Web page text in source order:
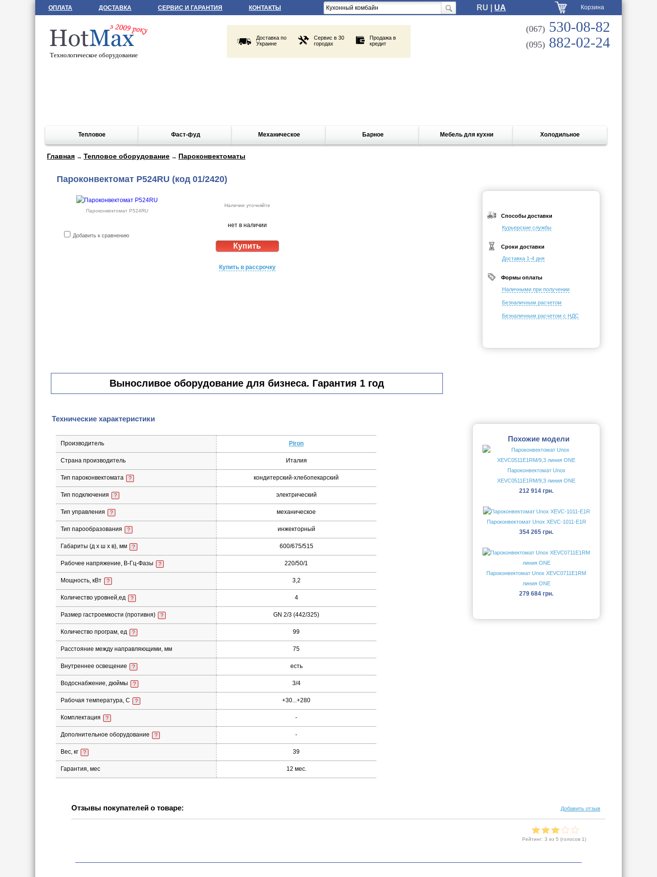
ОПЛАТА ДОСТАВКА СЕРВИС И ГАРАНТИЯ КОНТАКТЫ RU | UA Корзина
Технологическое оборудование
Доставка по
Украине
Сервис в 30
городах
Продажа в
кредит
(067) 530-08-82
(095) 882-02-24
Тепловое Фаст-фуд Механическое Барное Мебель для кухни Холодильное
Главная → Тепловое оборудование → Пароконвектоматы
Пароконвектомат P524RU (код 01/2420)
Пароконвектомат P524RU
Добавить к сравнению
Наличие уточняйте
нет в наличии
Купить в рассрочку
Способы доставки
Курьерские службы
Сроки доставки
Доставка 1-4 дня
Формы оплаты
Наличными при получении
Безналичным расчетом
Безналичным расчетом с НДС
Выносливое оборудование для бизнеса. Гарантия 1 год
Технические характеристики
Производитель Piron
Страна производитель Италия
Тип пароконвектомата ? кондитерский-хлебопекарский
Тип подключения ? электрический
Тип управления ? механическое
Тип парообразования ? инжекторный
Габариты (д х ш x в), мм ? 600/675/515
Рабочее напряжение, В-Гц-Фазы ? 220/50/1
Мощность, кВт ? 3,2
Количество уровней,ед ? 4
Размер гастроемкости (противня) ? GN 2/3 (442/325)
Количество програм, ед ? 99
Расстояние между направляющими, мм 75
Внутреннее освещение ? есть
Водоснабжение, дюймы ? 3/4
Рабочая температура, С ? +30...+280
Комплектация ? -
Дополнительное оборудование ? -
Вес, кг ? 39
Гарантия, мес 12 мес.
Похожие модели
Пароконвектомат Unox
XEVC0511E1RM/9,3 линия ONE
212 914 грн.
Пароконвектомат Unox XEVC-1011-E1R
354 265 грн.
Пароконвектомат Unox XEVC0711E1RM
линия ONE
279 684 грн.
Отзывы покупателей о товаре: Добавить отзыв
Рейтинг: 3 из 5 (голосов 1)